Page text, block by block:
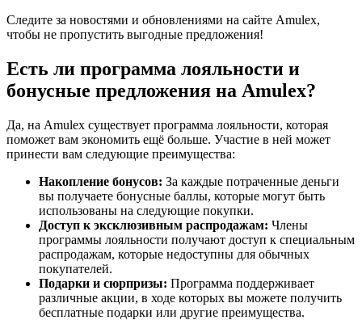
Следите за новостями и обновлениями на сайте Amulex,
чтобы не пропустить выгодные предложения!
Есть ли программа лояльности и
бонусные предложения на Amulex?
Да, на Amulex существует программа лояльности, которая
поможет вам экономить ещё больше. Участие в ней может
принести вам следующие преимущества:
Накопление бонусов: За каждые потраченные деньги
вы получаете бонусные баллы, которые могут быть
использованы на следующие покупки.
Доступ к эксклюзивным распродажам: Члены
программы лояльности получают доступ к специальным
распродажам, которые недоступны для обычных
покупателей.
Подарки и сюрпризы: Программа поддерживает
различные акции, в ходе которых вы можете получить
бесплатные подарки или другие преимущества.